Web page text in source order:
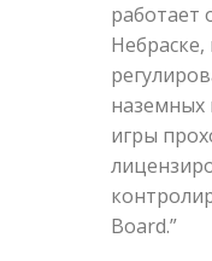
работает
наземных
игры
Board.”